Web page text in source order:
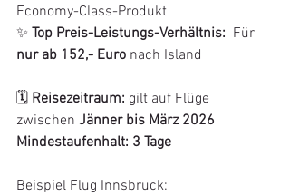
Economy-Class-Produkt
✨ Top Preis-Leistungs-Verhältnis: Für
nur ab 152,- Euro nach Island
🗓️ Reisezeitraum: gilt auf Flüge
zwischen Jänner bis März 2026
Mindestaufenhalt: 3 Tage
Beispiel Flug Innsbruck: